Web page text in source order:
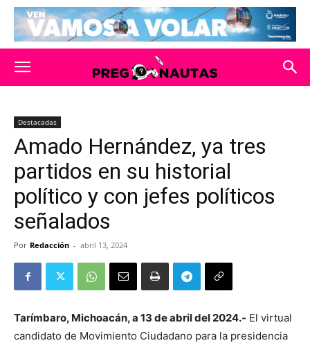
Destacadas
Amado Hernández, ya tres
partidos en su historial
político y con jefes políticos
señalados
Por Redacción - abril 13, 2024
Tarímbaro, Michoacán, a 13 de abril del 2024.- El virtual
candidato de Movimiento Ciudadano para la presidencia